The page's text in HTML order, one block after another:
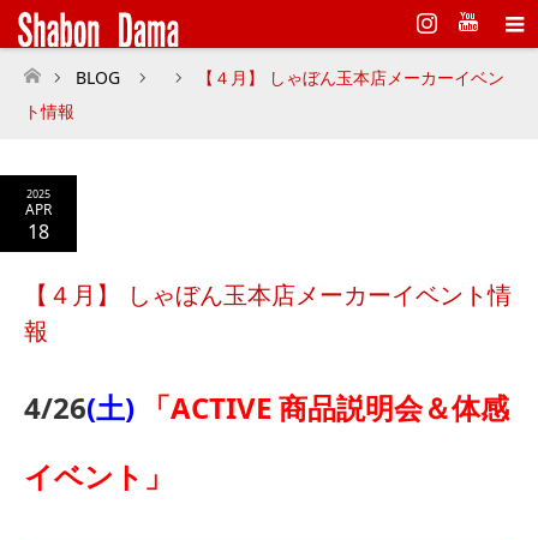
Instagram
ホーム
BLOG
【４月】 しゃぼん玉本店メーカーイベン
ト情報
2025
APR
18
【４月】 しゃぼん玉本店メーカーイベント情
報
4/26(土)
「ACTIVE 商品説明会＆体感
イベント」